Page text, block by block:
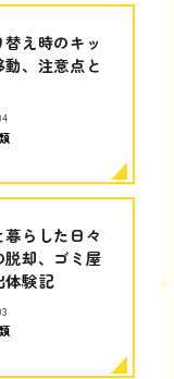
え時のキッ
動、注意点と
暮らした日々
脱却、ゴミ屋
体験記